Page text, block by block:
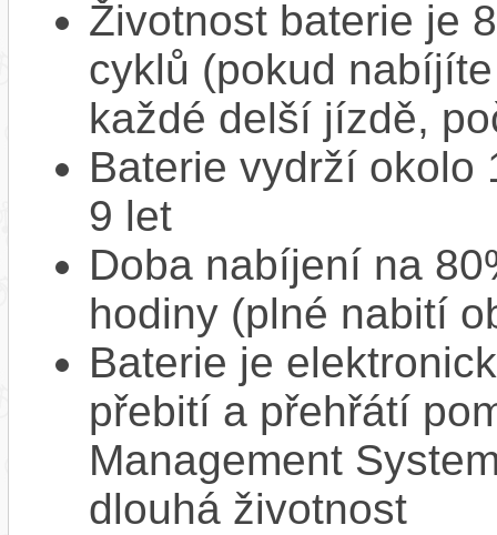
Životnost baterie je
cyklů (pokud
každé delší jízdě,
Baterie vydrží okolo
9 let
Doba nabíjení na
hodiny (plné nabití
Baterie je
přebití a přehřátí
Management
dlouhá životnost